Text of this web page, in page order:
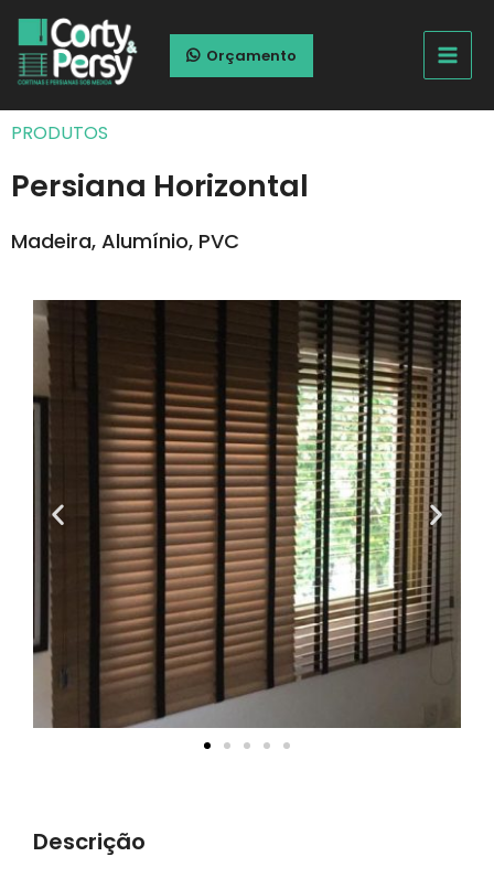
Orçamento
PRODUTOS
Persiana Horizontal
Madeira, Alumínio, PVC
Descrição